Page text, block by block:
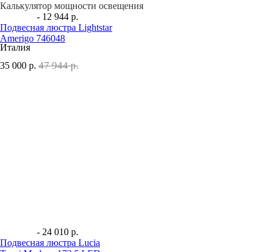
Калькулятор мощности освещения
- 12 944 р.
Подвесная люстра Lightstar
Amerigo 746048
Италия
35 000 р. 47 944 р.
- 24 010 р.
Подвесная люстра Lucia